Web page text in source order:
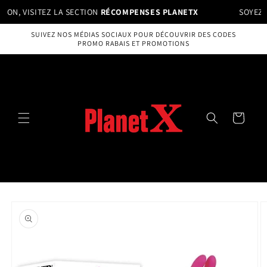
VISITEZ LA SECTIONRÉCOMPENSES PLANETX SOYEZ
passer
au
contenu
SUIVEZ NOS MÉDIAS SOCIAUX POUR DÉCOUVRIR DES CODES
PROMO RABAIS ET PROMOTIONS
Panier
informations
produits